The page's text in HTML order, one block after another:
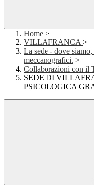
Home >
VILLAFRANCA >
La sede - dove
meccanografici. >
Collaborazioni con il
SEDE DI
PSICOLOGICA